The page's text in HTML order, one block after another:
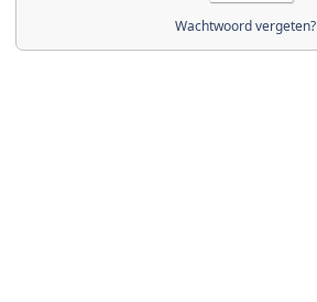
Wachtwoord vergeten?